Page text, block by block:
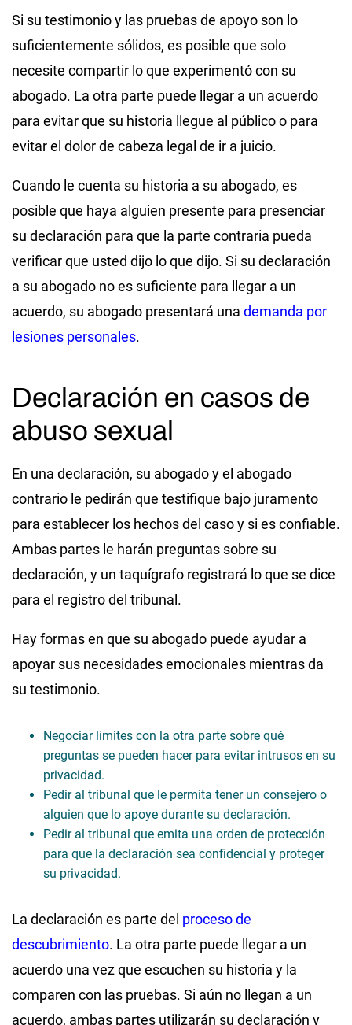
Si su testimonio y las pruebas de apoyo son lo
suficientemente sólidos, es posible que solo
necesite compartir lo que experimentó con su
abogado. La otra parte puede llegar a un acuerdo
para evitar que su historia llegue al público o para
evitar el dolor de cabeza legal de ir a juicio.
Cuando le cuenta su historia a su abogado, es
posible que haya alguien presente para presenciar
su declaración para que la parte contraria pueda
verificar que usted dijo lo que dijo. Si su declaración
a su abogado no es suficiente para llegar a un
acuerdo, su abogado presentará una demanda por
lesiones personales.
Declaración en casos de
abuso sexual
En una declaración, su abogado y el abogado
contrario le pedirán que testifique bajo juramento
para establecer los hechos del caso y si es confiable.
Ambas partes le harán preguntas sobre su
declaración, y un taquígrafo registrará lo que se dice
para el registro del tribunal.
Hay formas en que su abogado puede ayudar a
apoyar sus necesidades emocionales mientras da
su testimonio.
Negociar límites con la otra parte sobre qué
preguntas se pueden hacer para evitar intrusos en su
privacidad.
Pedir al tribunal que le permita tener un consejero o
alguien que lo apoye durante su declaración.
Pedir al tribunal que emita una orden de protección
para que la declaración sea confidencial y proteger
su privacidad.
La declaración es parte del proceso de
descubrimiento. La otra parte puede llegar a un
acuerdo una vez que escuchen su historia y la
comparen con las pruebas. Si aún no llegan a un
acuerdo, ambas partes utilizarán su declaración y